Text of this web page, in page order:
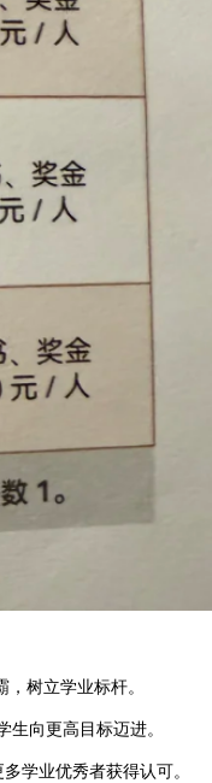
树立学业标杆。
向更高目标迈进。
学业优秀者获得认可。